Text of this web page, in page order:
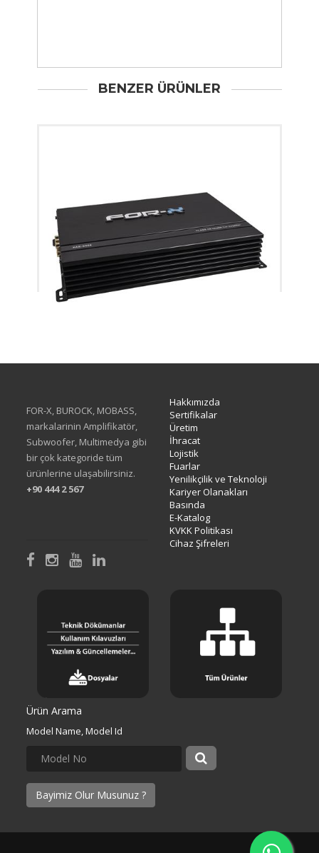
BENZER ÜRÜNLER
FOR-X, BUROCK, MOBASS,
markalarinin Amplifikatör,
Subwoofer, Multimedya gibi
bir çok kategoride tüm
ürünlerine ulaşabilirsiniz.
+90 444 2 567
Hakkımızda
Sertifikalar
Üretim
İhracat
Lojistik
Fuarlar
Yenilikçilik ve Teknoloji
Kariyer Olanakları
Basında
E-Katalog
KVKK Politikası
Cihaz Şifreleri
Ürün Arama
Model Name, Model Id
Bayimiz Olur Musunuz ?